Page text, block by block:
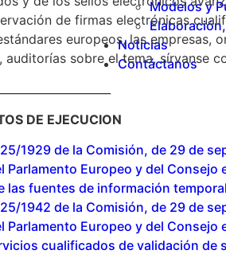
Modelos y
Noticias
Contáctanos
de firmas electrónicas
europeos, las
sobre el tema, sírvanse
DE EJECUCION
1929 de la Comisión, de 29 de
Parlamento Europeo y del
las fuentes de información
1942 de la Comisión, de 29 de
Parlamento Europeo y del
cualificados de validación de